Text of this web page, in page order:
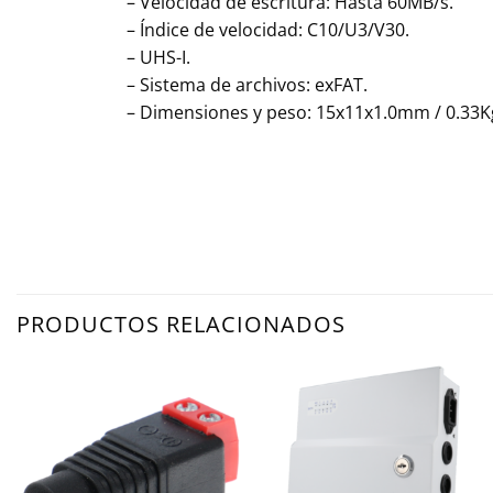
– Índice de velocidad: C10/U3/V30.
– UHS-I.
– Sistema de archivos: exFAT.
– Dimensiones y peso: 15x11x1.0mm /
PRODUCTOS RELACIONADOS